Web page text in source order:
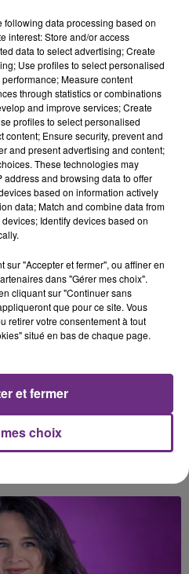
6h56
6h56
TEDDYBEAR
Chaussures Roses
Systaime
following data processing based on
interest: Store and/or access
data to select advertising; Create
Use profiles to select personalised
Measure content
through statistics or combinations
and improve services; Create
profiles to select personalised
content; Ensure security, prevent and
and present advertising and content;
These technologies may
and browsing data to offer
based on information actively
data; Match and combine data from
Identify devices based on
sur "Accepter et fermer", ou affiner en
dans "Gérer mes choix".
cliquant sur "Continuer sans
que pour ce site. Vous
retirer votre consentement à tout
situé en bas de chaque page.
choix
et fermer